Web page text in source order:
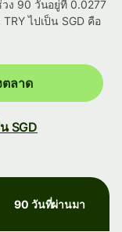
ง 90 วันอยู่ที่ 0.0277
ไปเป็น SGD คือ
ลาด
SGD
90 วันที่ผ่านมา